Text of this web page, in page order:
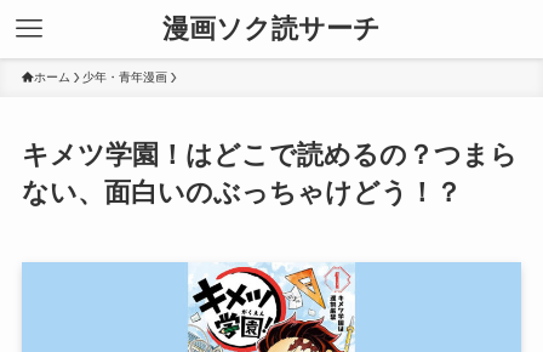
漫画ソク読サーチ
ホーム 少年・青年漫画
キメツ学園！はどこで読めるの？つまら
ない、面白いのぶっちゃけどう！？